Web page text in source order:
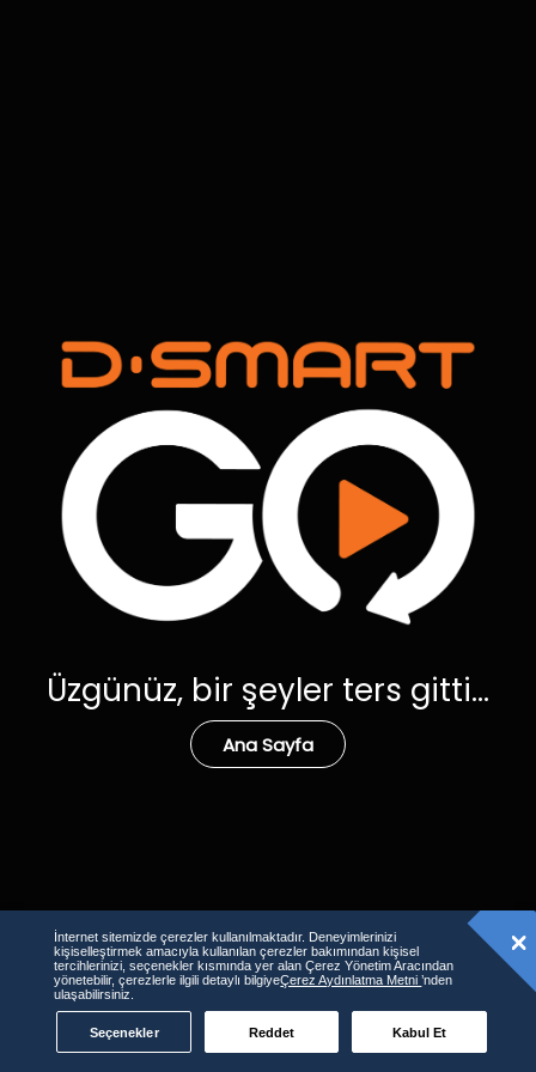
Üzgünüz, bir şeyler ters gitti...
Ana Sayfa
İnternet sitemizde çerezler kullanılmaktadır. Deneyimlerinizi
kişiselleştirmek amacıyla kullanılan çerezler bakımından kişisel
tercihlerinizi, seçenekler kısmında yer alan Çerez Yönetim Aracından
yönetebilir, çerezlerle ilgili detaylı bilgiyeÇerez Aydınlatma Metni’nden
ulaşabilirsiniz.
Seçenekler Reddet Kabul Et